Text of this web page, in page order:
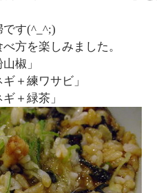
です(^_^;)
方を楽しみました。
椒」
＋練ワサビ」
＋緑茶」